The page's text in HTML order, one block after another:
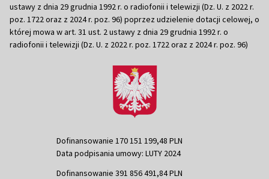
ustawy z dnia 29 grudnia 1992 r. o radiofonii i telewizji (Dz. U. z 2022 r.
poz. 1722 oraz z 2024 r. poz. 96) poprzez udzielenie dotacji celowej, o
której mowa w art. 31 ust. 2 ustawy z dnia 29 grudnia 1992 r. o
radiofonii i telewizji (Dz. U. z 2022 r. poz. 1722 oraz z 2024 r. poz. 96)
Dofinansowanie 170 151 199,48 PLN
Data podpisania umowy: LUTY 2024
Dofinansowanie 391 856 491,84 PLN